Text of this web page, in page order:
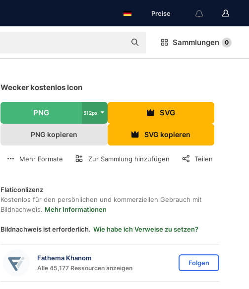
Preise
Sammlungen 0
Wecker kostenlos Icon
PNG 512px SVG
PNG kopieren SVG kopieren
Mehr Formate Zur Sammlung hinzufügen Teilen
Flaticonlizenz
Kostenlos für den persönlichen und kommerziellen Gebrauch mit
Bildnachweis. Mehr Informationen
Bildnachweis ist erforderlich. Wie habe ich Verweise zu setzen?
Fathema Khanom
Alle 45,177 Ressourcen anzeigen
Folgen